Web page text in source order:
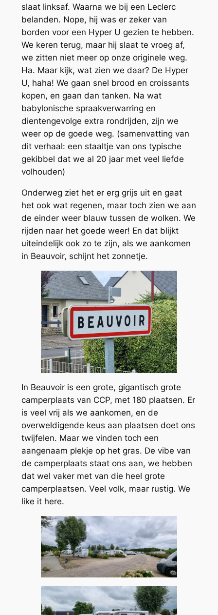
slaat linksaf. Waarna we bij een Leclerc
belanden. Nope, hij was er zeker van
borden voor een Hyper U gezien te hebben.
We keren terug, maar hij slaat te vroeg af,
we zitten niet meer op onze originele weg.
Ha. Maar kijk, wat zien we daar? De Hyper
U, haha! We gaan snel brood en croissants
kopen, en gaan dan tanken. Na wat
babylonische spraakverwarring en
dientengevolge extra rondrijden, zijn we
weer op de goede weg. (samenvatting van
dit verhaal: een staaltje van ons typische
gekibbel dat we al 20 jaar met veel liefde
volhouden)
Onderweg ziet het er erg grijs uit en gaat
het ook wat regenen, maar toch zien we aan
de einder weer blauw tussen de wolken. We
rijden naar het goede weer! En dat blijkt
uiteindelijk ook zo te zijn, als we aankomen
in Beauvoir, schijnt het zonnetje.
In Beauvoir is een grote, gigantisch grote
camperplaats van CCP, met 180 plaatsen. Er
is veel vrij als we aankomen, en de
overweldigende keus aan plaatsen doet ons
twijfelen. Maar we vinden toch een
aangenaam plekje op het gras. De vibe van
de camperplaats staat ons aan, we hebben
dat wel vaker met van die heel grote
camperplaatsen. Veel volk, maar rustig. We
like it here.